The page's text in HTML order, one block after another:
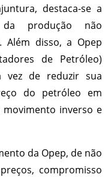
destaca-se a
da produção não
Além disso, a Opep
de Petróleo)
vez de reduzir sua
do petróleo em
movimento inverso e
da Opep, de não
compromisso